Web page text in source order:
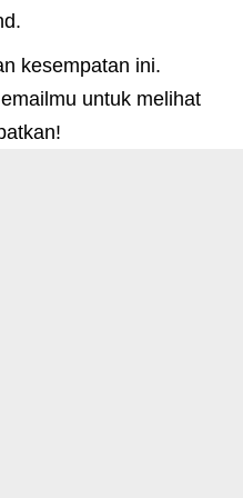
kesempatan ini.
untuk melihat